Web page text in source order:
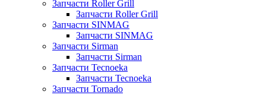
Запчасти Roller Grill
Запчасти Roller Grill
Запчасти SINMAG
Запчасти SINMAG
Запчасти Sirman
Запчасти Sirman
Запчасти Tecnoeka
Запчасти Tecnoeka
Запчасти Tornado